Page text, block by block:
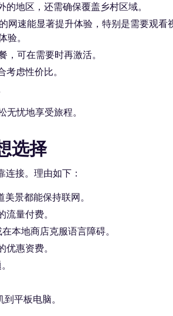
地区，还需确保覆盖乡村区域。
速能显著提升体验，特别是需要观看
。
可在需要时再激活。
虑性价比。
忧地享受旅程。
选择
接。理由如下：
景都能保持联网。
量付费。
本地商店克服语言障碍。
惠资费。
平板电脑。